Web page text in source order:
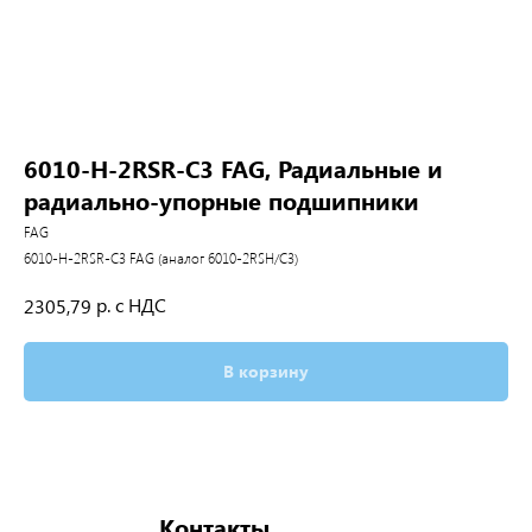
6010-H-2RSR-C3 FAG, Радиальные и
радиально-упорные подшипники
FAG
6010-H-2RSR-C3 FAG (аналог 6010-2RSH/C3)
2305,79 р. с НДС
В корзину